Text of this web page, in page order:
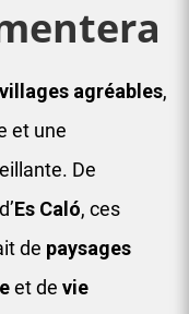
villages agréables,
et une
De
Es Caló, ces
de paysages
et de vie